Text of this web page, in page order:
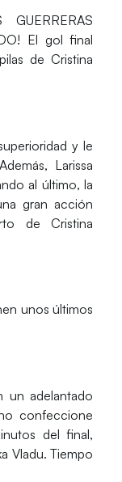
GUERRERAS
El gol final
deCristina
y le
Larissa
al último, la
gran acción
deCristina
unos últimos
un adelantado
confeccione
del final,
Vladu. Tiempo